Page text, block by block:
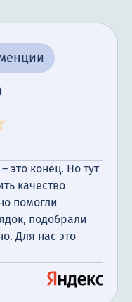
это конец. Но тут
качество
помогли
подобрали
Для нас это